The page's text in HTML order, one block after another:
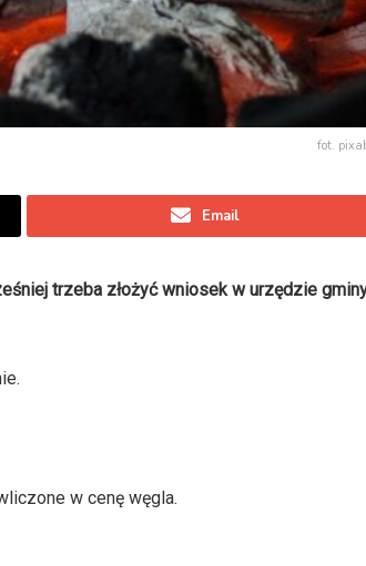
fot.
Email
trzeba złożyć wniosek w urzędzie
w cenę węgla.